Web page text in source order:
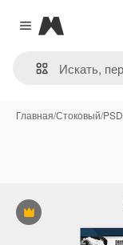
Close menu
Magnific
Главная/Стоковый/PSD
Премиум